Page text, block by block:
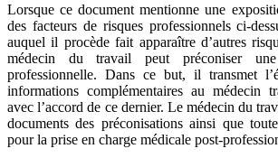
Lorsque ce document mentionne une
des facteurs de risques professionnels ci-
auquel il procède fait apparaître d’autres
médecin du travail peut préconiser
professionnelle. Dans ce but, il transmet
informations complémentaires au médecin
avec l’accord de ce dernier. Le médecin du
documents des préconisations ainsi que
pour la prise en charge médicale post-